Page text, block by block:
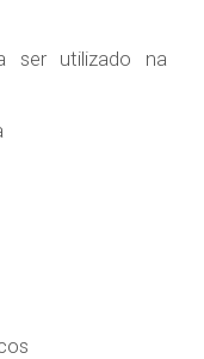
ser utilizado na